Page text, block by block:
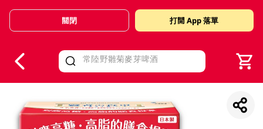
Valid Until 30 June 2026
關閉 打開 App 落單